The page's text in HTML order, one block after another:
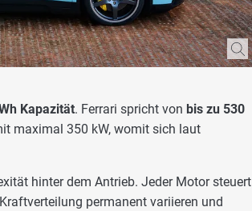
Kapazität. Ferrari spricht von bis zu 530
maximal 350 kW, womit sich laut
hinter dem Antrieb. Jeder Motor steuert
permanent variieren und